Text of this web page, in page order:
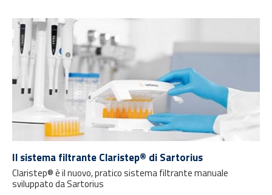
Il sistema filtrante Claristep® di Sartorius
Claristep® è il nuovo, pratico sistema filtrante manuale
sviluppato da Sartorius